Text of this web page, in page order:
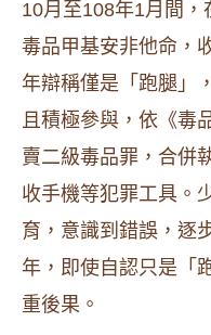
10月至108年1月間
毒品甲基安非他命，
年辯稱僅是「跑腿」
且積極參與，依《毒
賣二級毒品罪，合併
收手機等犯罪工具。
育，意識到錯誤，逐
年，即使自認只是「
重後果。